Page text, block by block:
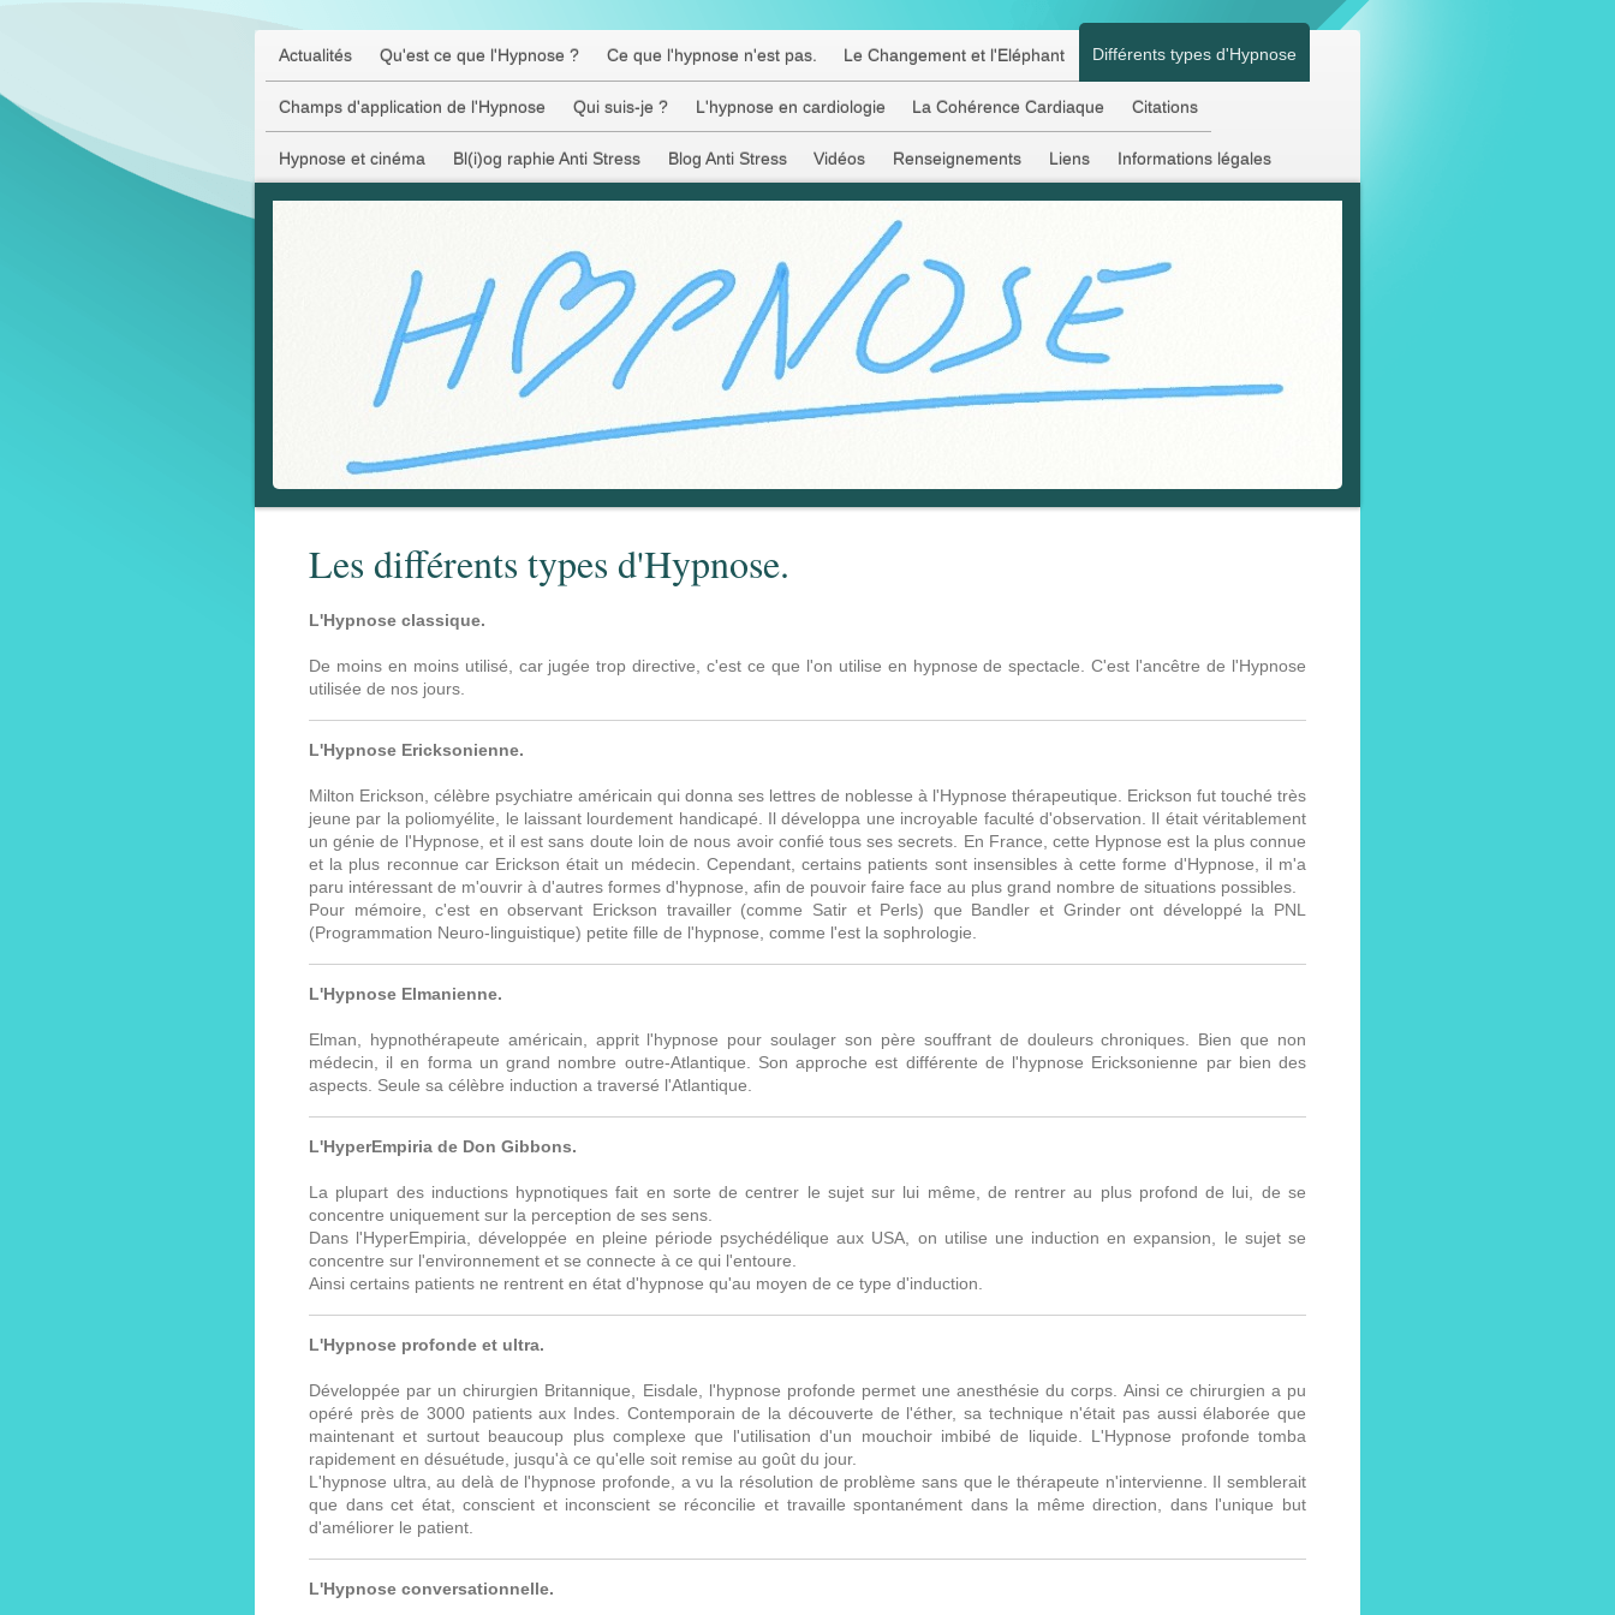
Actualités Qu'est ce que l'Hypnose ? Ce que l'hypnose n'est pas. Le Changement et l'Eléphant Différents types d'Hypnose
Champs d'application de l'Hypnose Qui suis-je ? L'hypnose en cardiologie La Cohérence Cardiaque Citations
Hypnose et cinéma Bl(i)og raphie Anti Stress Blog Anti Stress Vidéos Renseignements Liens Informations légales
Les différents types d'Hypnose.
L'Hypnose classique.
De moins en moins utilisé, car jugée trop directive, c'est ce que l'on utilise en hypnose de spectacle. C'est l'ancêtre de l'Hypnose
utilisée de nos jours.
L'Hypnose Ericksonienne.
Milton Erickson, célèbre psychiatre américain qui donna ses lettres de noblesse à l'Hypnose thérapeutique. Erickson fut touché très
jeune par la poliomyélite, le laissant lourdement handicapé. Il développa une incroyable faculté d'observation. Il était véritablement
un génie de l'Hypnose, et il est sans doute loin de nous avoir confié tous ses secrets. En France, cette Hypnose est la plus connue
et la plus reconnue car Erickson était un médecin. Cependant, certains patients sont insensibles à cette forme d'Hypnose, il m'a
paru intéressant de m'ouvrir à d'autres formes d'hypnose, afin de pouvoir faire face au plus grand nombre de situations possibles.
Pour mémoire, c'est en observant Erickson travailler (comme Satir et Perls) que Bandler et Grinder ont développé la PNL
(Programmation Neuro-linguistique) petite fille de l'hypnose, comme l'est la sophrologie.
L'Hypnose Elmanienne.
Elman, hypnothérapeute américain, apprit l'hypnose pour soulager son père souffrant de douleurs chroniques. Bien que non
médecin, il en forma un grand nombre outre-Atlantique. Son approche est différente de l'hypnose Ericksonienne par bien des
aspects. Seule sa célèbre induction a traversé l'Atlantique.
L'HyperEmpiria de Don Gibbons.
La plupart des inductions hypnotiques fait en sorte de centrer le sujet sur lui même, de rentrer au plus profond de lui, de se
concentre uniquement sur la perception de ses sens.
Dans l'HyperEmpiria, développée en pleine période psychédélique aux USA, on utilise une induction en expansion, le sujet se
concentre sur l'environnement et se connecte à ce qui l'entoure.
Ainsi certains patients ne rentrent en état d'hypnose qu'au moyen de ce type d'induction.
L'Hypnose profonde et ultra.
Développée par un chirurgien Britannique, Eisdale, l'hypnose profonde permet une anesthésie du corps. Ainsi ce chirurgien a pu
opéré près de 3000 patients aux Indes. Contemporain de la découverte de l'éther, sa technique n'était pas aussi élaborée que
maintenant et surtout beaucoup plus complexe que l'utilisation d'un mouchoir imbibé de liquide. L'Hypnose profonde tomba
rapidement en désuétude, jusqu'à ce qu'elle soit remise au goût du jour.
L'hypnose ultra, au delà de l'hypnose profonde, a vu la résolution de problème sans que le thérapeute n'intervienne. Il semblerait
que dans cet état, conscient et inconscient se réconcilie et travaille spontanément dans la même direction, dans l'unique but
d'améliorer le patient.
L'Hypnose conversationnelle.